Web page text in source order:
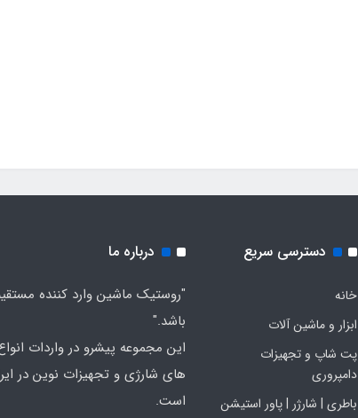
دسترسی سریع
خانه
ابزار و ماشین آلات
پت شاپ و تجهیزات
دامپروری
باطری | شارژر | پاور استیشن
درباره ما
"روستیک ماشین وارد کننده
باشد."
این مجموعه پیشرو در واردات انواع
های شارژی و تجهیزات نوین در
است.